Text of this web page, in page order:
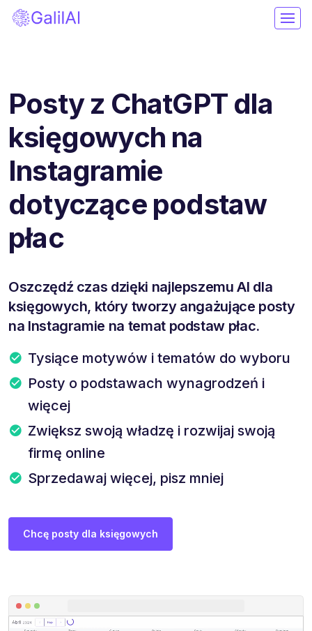
Posty z ChatGPT dla
księgowych na
Instagramie
dotyczące podstaw
płac
Oszczędź czas dzięki najlepszemu AI dla
księgowych, który tworzy angażujące posty
na Instagramie na temat podstaw płac.
Tysiące motywów i tematów do wyboru
Posty o podstawach wynagrodzeń i
więcej
Zwiększ swoją władzę i rozwijaj swoją
firmę online
Sprzedawaj więcej, pisz mniej
Chcę posty dla księgowych